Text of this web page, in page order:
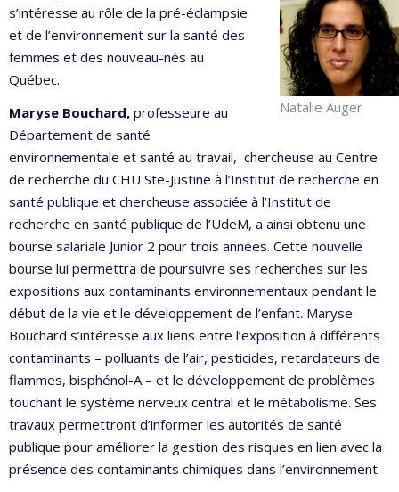
Natalie Auger
s’intéresse au rôle de la pré-éclampsie
et de l’environnement sur la santé des
femmes et des nouveau-nés au
Québec.
Maryse Bouchard, professeure au
Département de santé
environnementale et santé au travail, chercheuse au Centre
de recherche du CHU Ste-Justine à l’Institut de recherche en
santé publique et chercheuse associée à l’Institut de
recherche en santé publique de l’UdeM, a ainsi obtenu une
bourse salariale Junior 2 pour trois années. Cette nouvelle
bourse lui permettra de poursuivre ses recherches sur les
expositions aux contaminants environnementaux pendant le
début de la vie et le développement de l’enfant. Maryse
Bouchard s’intéresse aux liens entre l’exposition à différents
contaminants – polluants de l’air, pesticides, retardateurs de
flammes, bisphénol-A – et le développement de problèmes
touchant le système nerveux central et le métabolisme. Ses
travaux permettront d’informer les autorités de santé
publique pour améliorer la gestion des risques en lien avec la
présence des contaminants chimiques dans l’environnement.